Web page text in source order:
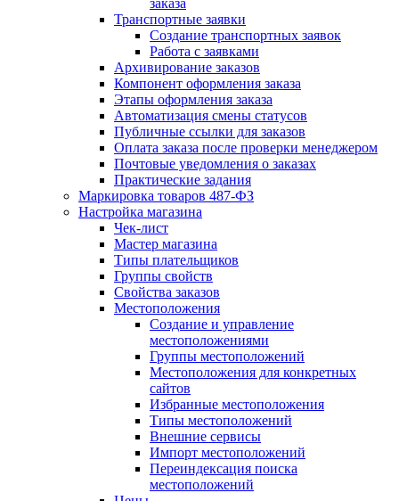
заказа
Транспортные заявки
Создание транспортных заявок
Работа с заявками
Архивирование заказов
Компонент оформления заказа
Этапы оформления заказа
Автоматизация смены статусов
Публичные ссылки для заказов
Оплата заказа после проверки менеджером
Почтовые уведомления о заказах
Практические задания
Маркировка товаров 487-ФЗ
Настройка магазина
Чек-лист
Мастер магазина
Типы плательщиков
Группы свойств
Свойства заказов
Местоположения
Создание и управление
местоположениями
Группы местоположений
Местоположения для конкретных
сайтов
Избранные местоположения
Типы местоположений
Внешние сервисы
Импорт местоположений
Переиндексация поиска
местоположений